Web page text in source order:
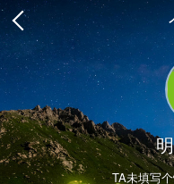
TA未填写